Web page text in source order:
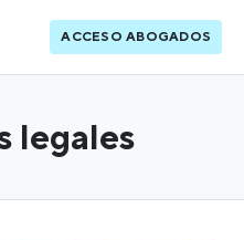
ACCESO ABOGADOS
legales